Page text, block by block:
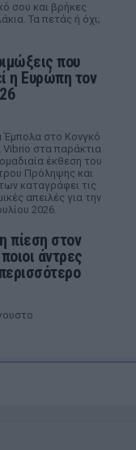
σου και βρήκες
Τα πετάς ή όχι;
που
η Ευρώπη τον
Έμπολα στο Κονγκό
στα παράκτια
έκθεση του
Πρόληψης και
καταγράφει τις
απειλές για την
2026.
πίεση στον
άντρες